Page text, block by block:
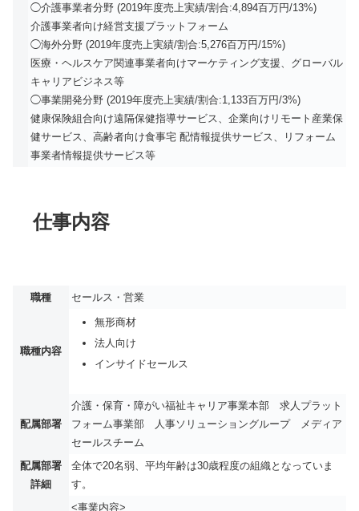
◯介護事業者分野 (2019年度売上実績/割合:4,894百万円/13%)
介護事業者向け経営支援プラットフォーム
◯海外分野 (2019年度売上実績/割合:5,276百万円/15%)
医療・ヘルスケア関連事業者向けマーケティング支援、グローバル
キャリアビジネス等
◯事業開発分野 (2019年度売上実績/割合:1,133百万円/3%)
健康保険組合向け遠隔保健指導サービス、企業向けリモート産業保
健サービス、高齢者向け食事宅 配情報提供サービス、リフォーム
事業者情報提供サービス等
仕事内容
職種 セールス・営業
職種内容
無形商材
法人向け
インサイドセールス
配属部署
介護・保育・障がい福祉キャリア事業本部 求人プラット
フォーム事業部 人事ソリューショングループ メディア
セールスチーム
配属部署
詳細
全体で20名弱、平均年齢は30歳程度の組織となっていま
す。
<事業内容>